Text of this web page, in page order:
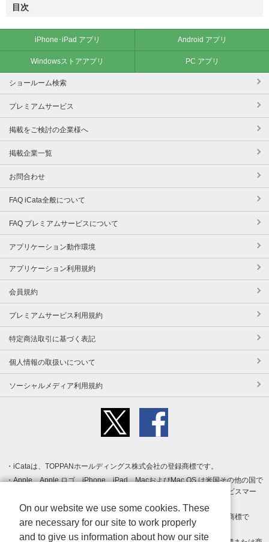
目次
iPhone･iPad アプリ Android アプリ
Windowsストアアプリ PC アプリ
ショールーム検索
プレミアムサービス
掲載をご検討の企業様へ
掲載企業一覧
お問合わせ
FAQ iCata全般について
FAQ プレミアムサービスについて
アプリケーション動作環境
アプリケーション利用規約
会員規約
プレミアムサービス利用規約
特定商法取引に基づく表記
個人情報の取扱いについて
ソーシャルメディア利用規約
iCataは、TOPPANホールディングス株式会社の登録商標です。
Apple、Apple ロゴ、iPhone、iPad、MacおよびMac OS は米国その他の国で
登録された Apple Inc. の商標です。App Store は Apple Inc. のサービスマー
クです。
Android、Google Play および Google Play ロゴ は Google LLC の商標で
す。
On our website we use some cookies. These
are necessary for our site to work properly
and to give us information about how our site